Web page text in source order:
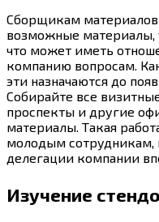
Сборщикам материалов
возможные материалы,
что может иметь
компанию вопросам.
эти назначаются до
Собирайте все
проспекты и другие
материалы. Такая
молодым сотрудникам,
делегации компании
Изучение